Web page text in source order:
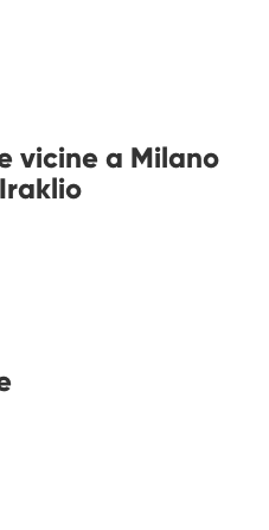
vicine a Milano